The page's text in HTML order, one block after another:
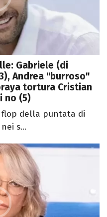
Gabriele (di
Andrea "burroso"
tortura Cristian
no (5)
flop della puntata di
s...